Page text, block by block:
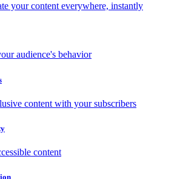
your content everywhere, instantly
audience's behavior
content with your subscribers
content